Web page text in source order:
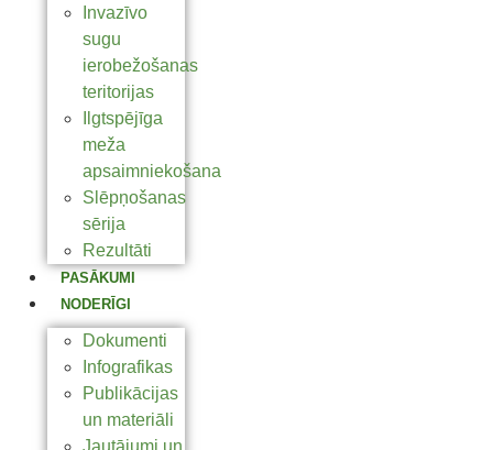
Invazīvo
sugu
ierobežošanas
teritorijas
Ilgtspējīga
meža
apsaimniekošana
Slēpņošanas
sērija
Rezultāti
PASĀKUMI
NODERĪGI
Dokumenti
Infografikas
Publikācijas
un materiāli